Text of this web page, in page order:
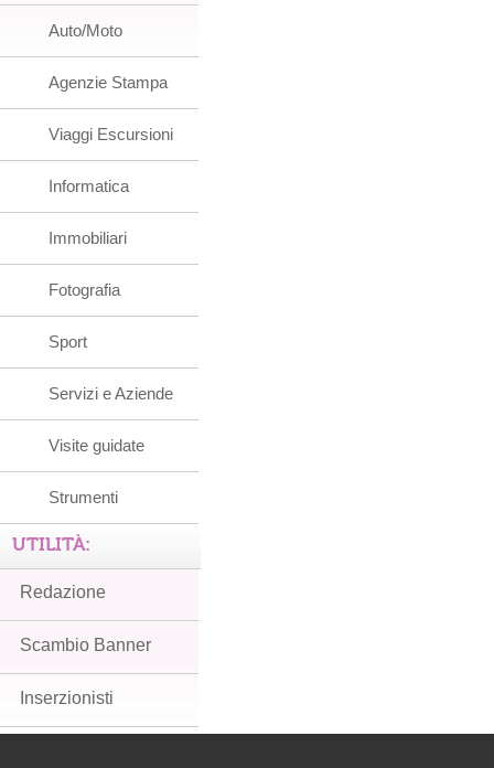
Auto/Moto
Agenzie Stampa
Viaggi Escursioni
Informatica
Immobiliari
Fotografia
Sport
Servizi e Aziende
Visite guidate
Strumenti
UTILITÀ:
Redazione
Scambio Banner
Inserzionisti